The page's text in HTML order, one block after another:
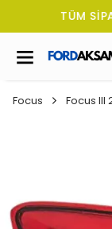
TÜM
Focus Focus III